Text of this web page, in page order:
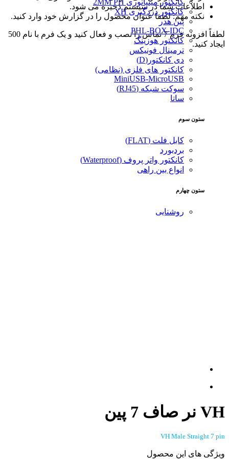
کانکتور دزدگیری XH
پین هدر
PHL-BOX-IDC
کانکتور هوزینگ
ترمینال فونیکس
دی کانکتور(D)
کانکتور های فلزی (نظامی)
MiniUSB-MicroUSB
سوکت شبکه (RJ45)
ساتا
ستون سوم
کابل فلت (FLAT)
بردبورد
کانکتور واتر پروف (Waterproof)
انواع بین راهی
ستون چهارم
روشنایی
اطلاعات شما در سیستم ذخیره می شود.
نکته مهم: لطفا عنوان محصول را در گزارش خود وارد کنید.
لطفاً افزونه فرم 7 تماس را نصب و فعال کنید و یک فرم با نام 500
ایجاد کنید.
VH نر صاف 7 پین
VH Male Straight 7 pin
ویژگی های این محصول